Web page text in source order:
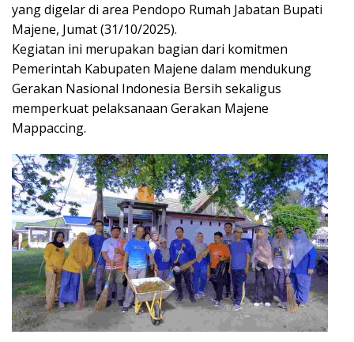
yang digelar di area Pendopo Rumah Jabatan Bupati
Majene, Jumat (31/10/2025).
Kegiatan ini merupakan bagian dari komitmen
Pemerintah Kabupaten Majene dalam mendukung
Gerakan Nasional Indonesia Bersih sekaligus
memperkuat pelaksanaan Gerakan Majene
Mappaccing.